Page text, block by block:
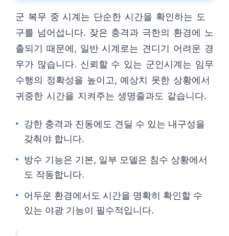
군 복무 중 시계는 단순한 시간을 확인하는 도
구를 넘어섭니다. 잦은 충격과 극한의 환경에 노
출되기 때문에, 일반 시계로는 견디기 어려운 경
우가 많습니다. 신뢰할 수 있는 군인시계는 임무
수행의 정확성을 높이고, 예상치 못한 상황에서
귀중한 시간을 지켜주는 생명줄과도 같습니다.
강한 충격과 진동에도 견딜 수 있는 내구성을
갖춰야 합니다.
방수 기능은 기본, 일부 모델은 침수 상황에서
도 작동합니다.
어두운 환경에서도 시간을 명확히 확인할 수
있는 야광 기능이 필수적입니다.